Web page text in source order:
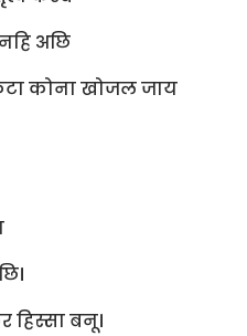
अछि
कोना खोजल जाय
हिस्सा बनू।